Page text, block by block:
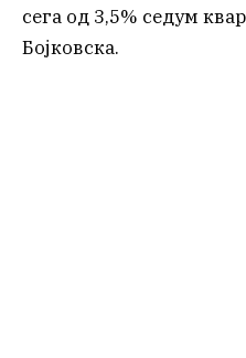
сега од 3,5% седум
Бојковска.